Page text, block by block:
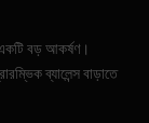
বড় আকর্ষণ।
ব্যালেন্স বাড়াতে